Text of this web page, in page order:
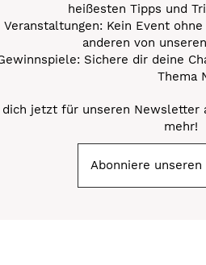
heißesten Tipps und
Veranstaltungen: Kein Event
anderen von
Sichere dir deine
Thema
dich jetzt für unseren Newsletter
mehr!
Abonniere